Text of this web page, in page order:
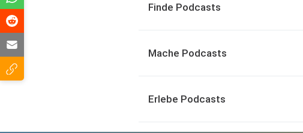
Finde Podcasts
Mache Podcasts
Erlebe Podcasts